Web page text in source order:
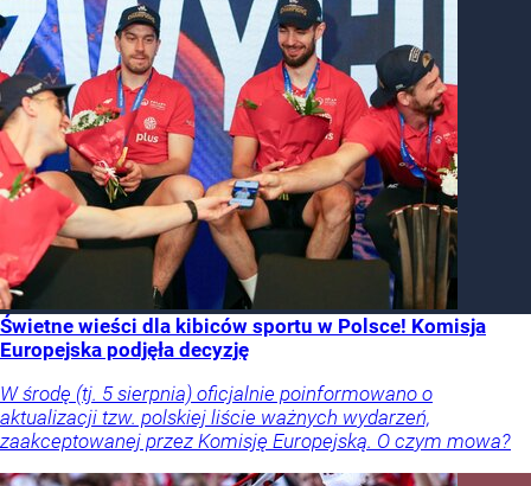
Świetne wieści dla kibiców sportu w Polsce! Komisja
Europejska podjęła decyzję
W środę (tj. 5 sierpnia) oficjalnie poinformowano o
aktualizacji tzw. polskiej liście ważnych wydarzeń,
zaakceptowanej przez Komisję Europejską. O czym mowa?